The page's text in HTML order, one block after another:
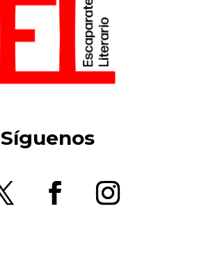
Síguenos